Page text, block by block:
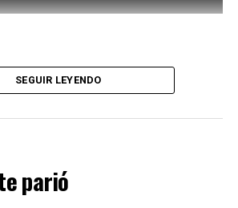
SEGUIR LEYENDO
parió